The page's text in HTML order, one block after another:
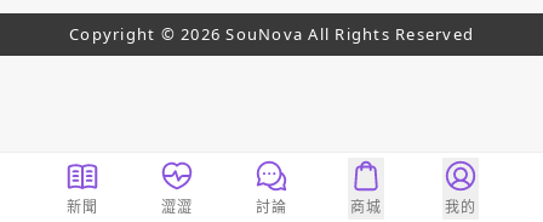
Copyright © 2026 SouNova All Rights Reserved
新聞 澀澀 討論 商城 我的